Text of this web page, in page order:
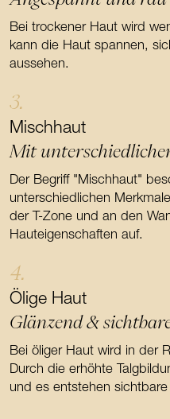
Bei trockener Haut wird
kann die Haut spannen,
aussehen.
3.
Mischhaut
Mit
Der Begriff "Mischhaut"
unterschiedlichen
der T-Zone und an den
Hauteigenschaften auf.
4.
Ölige Haut
Glänzend &
Bei öliger Haut wird in der
Durch die erhöhte
und es entstehen sichtbare